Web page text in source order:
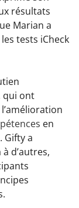
résultats
Marian a
tests iCheck
qui ont
en
Gifty a
d’autres,